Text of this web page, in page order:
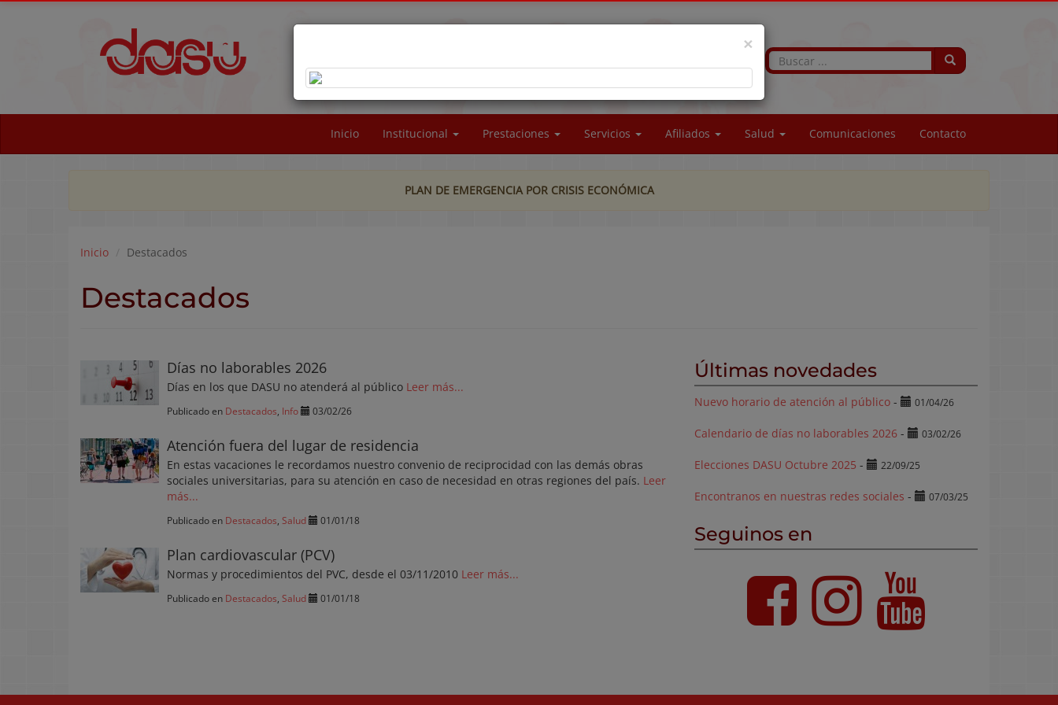
NACIONAL DE LA PATAGONIA SAN JUAN BOSCO
Inicio Institucional Prestaciones Servicios Afiliados Salud Comunicaciones Contacto
PLAN DE EMERGENCIA POR CRISIS ECONÓMICA
Inicio Destacados
Destacados
Días no laborables 2026
Días en los que DASU no atenderá al público Leer más...
Publicado en Destacados Info 03/02/26
Atención fuera del lugar de residencia
En estas vacaciones le recordamos nuestro convenio de reciprocidad con las demás obras
sociales universitarias, para su atención en caso de necesidad en otras regiones del país. Leer
más...
Publicado en Destacados Salud 01/01/18
Plan cardiovascular (PCV)
Normas y procedimientos del PVC, desde el 03/11/2010 Leer más...
Publicado en Destacados Salud 01/01/18
Últimas novedades
Nuevo horario de atención al público - 01/04/26
Calendario de días no laborables 2026 - 03/02/26
Elecciones DASU Octubre 2025 - 22/09/25
Encontranos en nuestras redes sociales - 07/03/25
Seguinos en
×